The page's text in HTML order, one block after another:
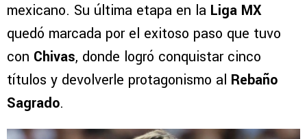
mexicano. Su última etapa en la Liga MX
quedó marcada por el exitoso paso que tuvo
con Chivas, donde logró conquistar cinco
títulos y devolverle protagonismo al Rebaño
Sagrado.